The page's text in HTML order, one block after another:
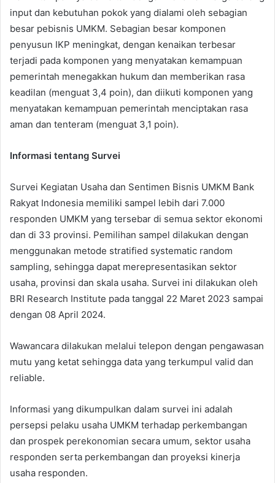
input dan kebutuhan pokok yang dialami oleh sebagian
besar pebisnis UMKM. Sebagian besar komponen
penyusun IKP meningkat, dengan kenaikan terbesar
terjadi pada komponen yang menyatakan kemampuan
pemerintah menegakkan hukum dan memberikan rasa
keadilan (menguat 3,4 poin), dan diikuti komponen yang
menyatakan kemampuan pemerintah menciptakan rasa
aman dan tenteram (menguat 3,1 poin).
Informasi tentang Survei
Survei Kegiatan Usaha dan Sentimen Bisnis UMKM Bank
Rakyat Indonesia memiliki sampel lebih dari 7.000
responden UMKM yang tersebar di semua sektor ekonomi
dan di 33 provinsi. Pemilihan sampel dilakukan dengan
menggunakan metode stratified systematic random
sampling, sehingga dapat merepresentasikan sektor
usaha, provinsi dan skala usaha. Survei ini dilakukan oleh
BRI Research Institute pada tanggal 22 Maret 2023 sampai
dengan 08 April 2024.
Wawancara dilakukan melalui telepon dengan pengawasan
mutu yang ketat sehingga data yang terkumpul valid dan
reliable.
Informasi yang dikumpulkan dalam survei ini adalah
persepsi pelaku usaha UMKM terhadap perkembangan
dan prospek perekonomian secara umum, sektor usaha
responden serta perkembangan dan proyeksi kinerja
usaha responden.